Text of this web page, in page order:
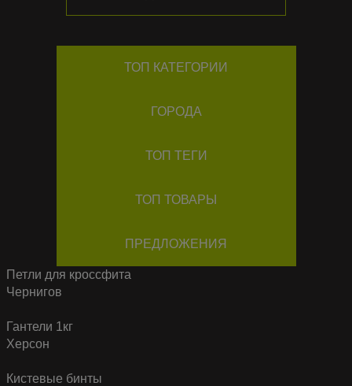
ТОП КАТЕГОРИИ
ГОРОДА
ТОП ТЕГИ
ТОП ТОВАРЫ
ПРЕДЛОЖЕНИЯ
Петли для кроссфита
Чернигов
Гантели 1кг
Херсон
Кистевые бинты